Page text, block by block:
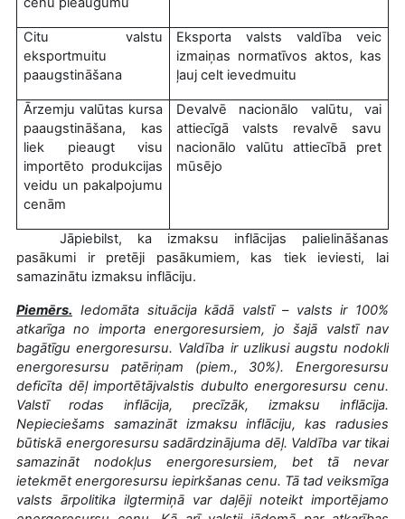
Citu valstu
eksportmuitu
paaugstināšana
Eksporta valsts valdība veic
izmaiņas normatīvos aktos, kas
ļauj celt ievedmuitu
Ārzemju valūtas kursa
paaugstināšana, kas
liek pieaugt visu
importēto produkcijas
veidu un pakalpojumu
cenām
Devalvē nacionālo valūtu, vai
attiecīgā valsts revalvē savu
nacionālo valūtu attiecībā pret
mūsējo
Jāpiebilst, ka izmaksu inflācijas palielināšanas
pasākumi ir pretēji pasākumiem, kas tiek ieviesti, lai
samazinātu izmaksu inflāciju.
Piemērs. Iedomāta situācija kādā valstī – valsts ir 100%
atkarīga no importa energoresursiem, jo šajā valstī nav
bagātīgu energoresursu. Valdība ir uzlikusi augstu nodokli
energoresursu patēriņam (piem., 30%). Energoresursu
deficīta dēļ importētājvalstis dubulto energoresursu cenu.
Valstī rodas inflācija, precīzāk, izmaksu inflācija.
Nepieciešams samazināt izmaksu inflāciju, kas radusies
būtiskā energoresursu sadārdzinājuma dēļ. Valdība var tikai
samazināt nodokļus energoresursiem, bet tā nevar
ietekmēt energoresursu iepirkšanas cenu. Tā tad veiksmīga
valsts ārpolitika ilgtermiņā var daļēji noteikt importējamo